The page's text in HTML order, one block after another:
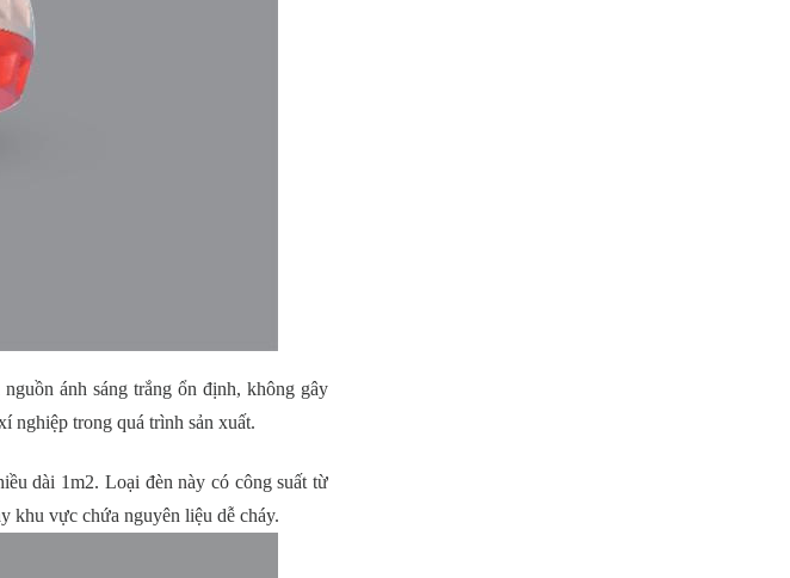
ánh sáng trắng ổn định, không gây
nghiệp trong quá trình sản xuất.
dài 1m2. Loại đèn này có công suất từ
khu vực chứa nguyên liệu dễ cháy.